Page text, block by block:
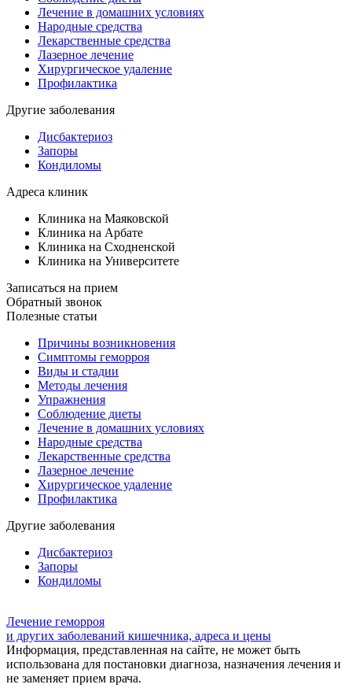
Лечение в домашних условиях
Народные средства
Лекарственные средства
Лазерное лечение
Хирургическое удаление
Профилактика
Другие заболевания
Дисбактериоз
Запоры
Кондиломы
Адреса клиник
Клиника на Маяковской
Клиника на Арбате
Клиника на Сходненской
Клиника на Университете
Записаться на прием
Обратный звонок
Полезные статьи
Причины возникновения
Симптомы геморроя
Виды и стадии
Методы лечения
Упражнения
Соблюдение диеты
Лечение в домашних условиях
Народные средства
Лекарственные средства
Лазерное лечение
Хирургическое удаление
Профилактика
Другие заболевания
Дисбактериоз
Запоры
Кондиломы
Лечение геморроя
и других заболеваний кишечника, адреса и цены
Информация, представленная на сайте, не может быть
использована для постановки диагноза, назначения лечения и
не заменяет прием врача.